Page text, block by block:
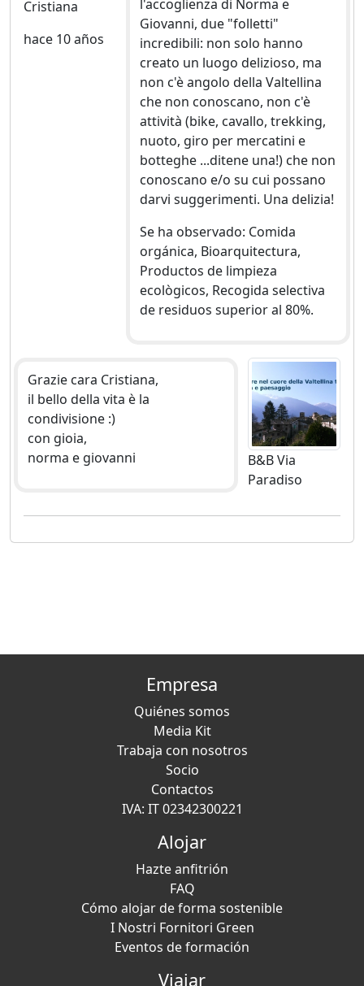
Cristiana
hace 10 años
l'accoglienza di Norma e
Giovanni, due "folletti"
incredibili: non solo hanno
creato un luogo delizioso, ma
non c'è angolo della Valtellina
che non conoscano, non c'è
attività (bike, cavallo, trekking,
nuoto, giro per mercatini e
botteghe ...ditene una!) che non
conoscano e/o su cui possano
darvi suggerimenti. Una delizia!
Se ha observado: Comida
orgánica, Bioarquitectura,
Productos de limpieza
ecològicos, Recogida selectiva
de residuos superior al 80%.
Grazie cara Cristiana,
il bello della vita è la
condivisione :)
con gioia,
norma e giovanni
B&B Via
Paradiso
Empresa
Quiénes somos
Media Kit
Trabaja con nosotros
Socio
Contactos
IVA: IT 02342300221
Alojar
Hazte anfitrión
FAQ
Cómo alojar de forma sostenible
I Nostri Fornitori Green
Eventos de formación
Viajar